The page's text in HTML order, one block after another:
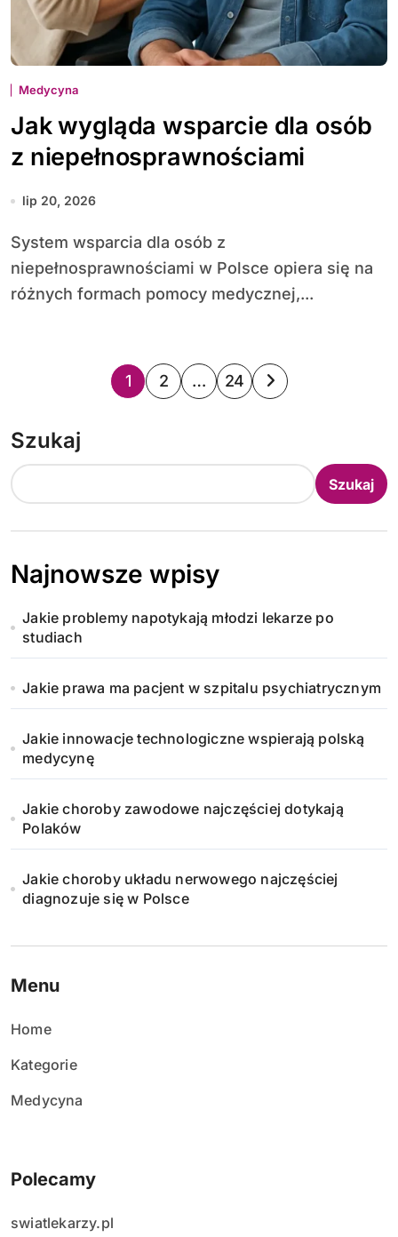
Medycyna
Jak wygląda wsparcie dla osób
z niepełnosprawnościami
lip 20, 2026
System wsparcia dla osób z
niepełnosprawnościami w Polsce opiera się na
różnych formach pomocy medycznej,...
S
n
i
o
a
n
i
e
w
p
1 2 … 24
Szukaj
Szukaj
Najnowsze wpisy
Jakie problemy napotykają młodzi lekarze po
studiach
Jakie prawa ma pacjent w szpitalu psychiatrycznym
Jakie innowacje technologiczne wspierają polską
medycynę
Jakie choroby zawodowe najczęściej dotykają
Polaków
Jakie choroby układu nerwowego najczęściej
diagnozuje się w Polsce
Menu
Home
Kategorie
Medycyna
Polecamy
swiatlekarzy.pl